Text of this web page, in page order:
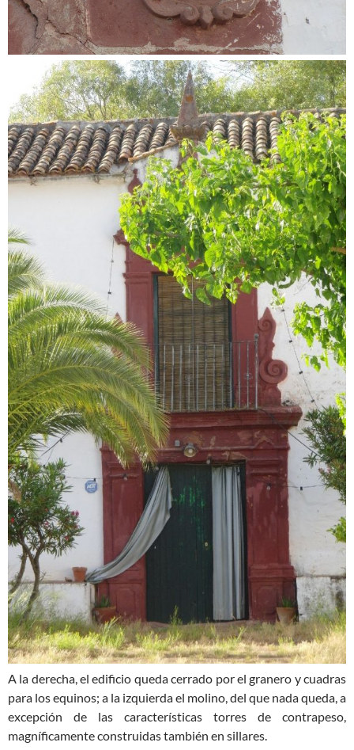
A la derecha, el edificio queda cerrado por el granero y cuadras
para los equinos; a la izquierda el molino, del que nada queda, a
excepción de las características torres de contrapeso,
magníficamente construidas también en sillares.